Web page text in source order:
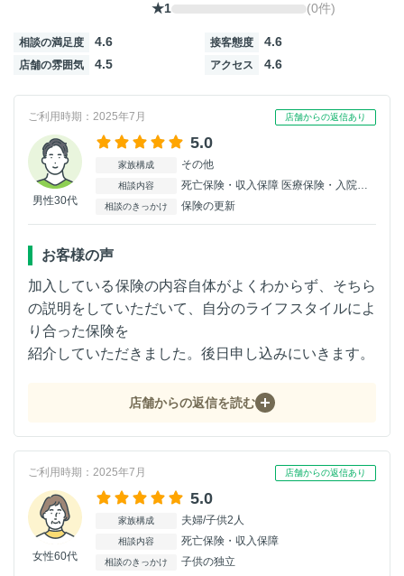
★1
(0件)
相談の満足度 4.6 接客態度 4.6
店舗の雰囲気 4.5 アクセス 4.6
ご利用時期：2025年7月 店舗からの返信あり
男性30代
5.0
家族構成 その他
相談内容 死亡保険・収入保障 医療保険・入院保険
相談のきっかけ 保険の更新
お客様の声
加入している保険の内容自体がよくわからず、そちら
の説明をしていただいて、自分のライフスタイルによ
り合った保険を
紹介していただきました。後日申し込みにいきます。
店舗からの返信を読む
ご利用時期：2025年7月 店舗からの返信あり
女性60代
5.0
家族構成 夫婦/子供2人
相談内容 死亡保険・収入保障
相談のきっかけ 子供の独立